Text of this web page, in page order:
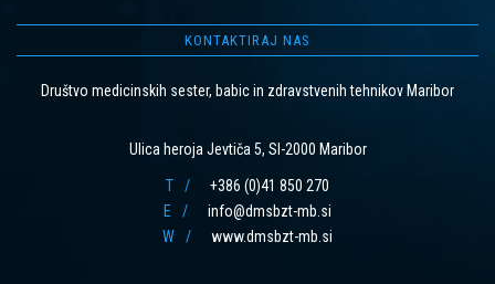
KONTAKTIRAJ NAS
Društvo medicinskih sester, babic in zdravstvenih tehnikov Maribor
Ulica heroja Jevtiča 5, SI-2000 Maribor
T
+386 (0)41 850 270
E
info@dmsbzt-mb.si
W
www.dmsbzt-mb.si